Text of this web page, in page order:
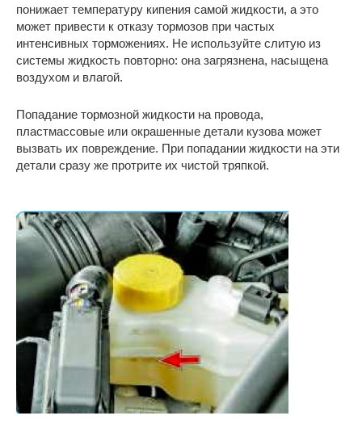
понижает температуру кипения самой жидкости, а это
может привести к отказу тормозов при частых
интенсивных торможениях. Не используйте слитую из
системы жидкость повторно: она загрязнена, насыщена
воздухом и влагой.
Попадание тормозной жидкости на провода,
пластмассовые или окрашенные детали кузова может
вызвать их повреждение. При попадании жидкости на эти
детали сразу же протрите их чистой тряпкой.